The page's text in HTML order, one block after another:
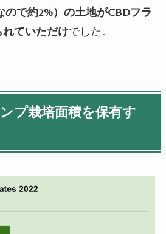
ので約2%）の土地がCBDフラ
ていただけでした。
プ栽培面積を保有す